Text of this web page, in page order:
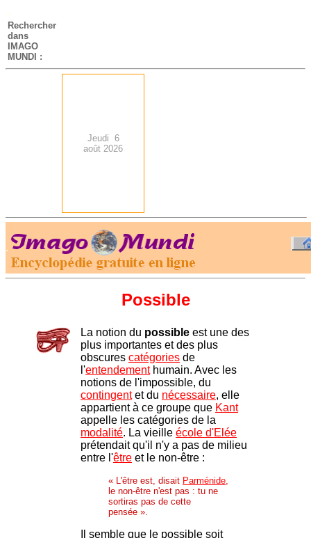
-
Rechercher
dans
IMAGO
MUNDI :
Jeudi 6
août 2026
.
Possible
La notion du possible est une des
plus importantes et des plus
obscures catégories de
l'entendementhumain. Avec les
notions de l'impossible, du
contingentet du nécessaire, elle
appartient à ce groupe que Kant
appelle les catégories de la
modalité. La vieille école d'Elée
prétendait qu'il n'y a pas de milieu
entre l'être et le non-être :
« L'être est, disait Parménide,
le non-être n'est pas : tu ne
sortiras pas de cette
pensée-».
Il semble que le possible soit